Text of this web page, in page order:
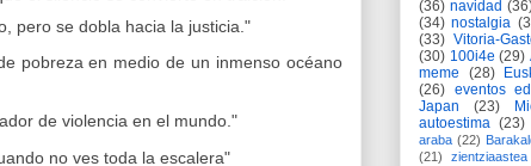
pero se dobla hacia la justicia."
pobreza en medio de un inmenso océano
de violencia en el mundo."
no ves toda la escalera"
(36) navidad
(34) nostalgia
(33) Vitoria-
(30) 100i4e (29)
meme
(28)
(26) eventos
Japan
(23)
autoestima (23)
araba (22)
(21)
zientziaastea